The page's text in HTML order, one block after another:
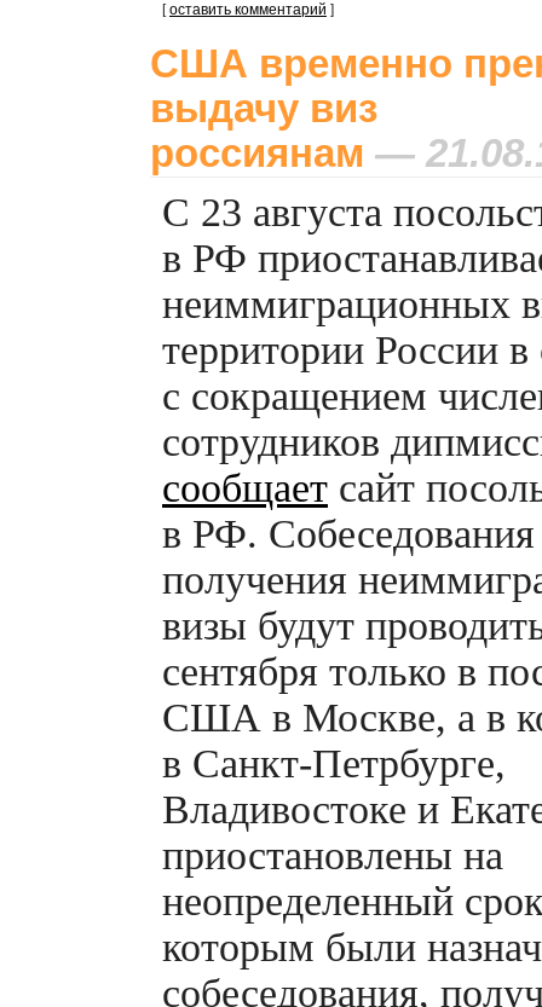
[оставить комментарий ]
США временно
выдачу виз
россиянам —
С 23 августа
в РФ
неиммиграционных
территории России в
с сокращением
сотрудников
сообщает сайт
в РФ. Собеседования
получения
визы будут
сентября только в
США в Москве, а в
в Санкт-Петрбурге,
Владивостоке и
приостановлены на
неопределенный
которым были
собеседования,